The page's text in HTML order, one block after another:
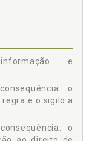
p. 62
p. 65
p. 77
pode ser
de investigar
e
o
e o sigilo a
o